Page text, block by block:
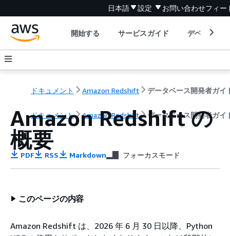
日本語 設定 お問い合わせフィー
開始する サービスガイド デベロッパ
ドキュメント Amazon Redshift データベース開発者ガイ
ドキュメント Amazon Redshift データベース開発者ガイ
Amazon Redshift の
概要
PDF RSS Markdown フォーカスモード
このページの内容
Amazon Redshift は、2026 年 6 月 30 日以降、Python